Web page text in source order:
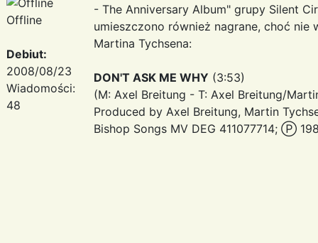
Offline
Debiut:
2008/08/23
Wiadomości:
48
- The Anniversary Album" grupy Silent
umieszczono również nagrane, choć
Martina Tychsena:
DON'T ASK ME WHY (3:53)
(M: Axel Breitung - T: Axel Breitung/
Produced by Axel Breitung, Martin
Bishop Songs MV DEG 411077714; Ⓟ